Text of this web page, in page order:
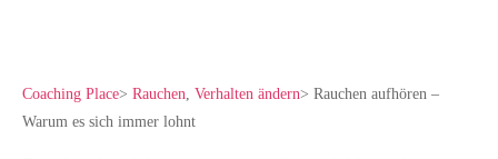
Coaching Place> Rauchen Verhalten ändern> Rauchen aufhören –
Warum es sich immer lohnt